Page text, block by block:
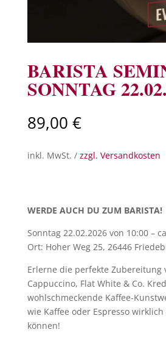
BARISTA
SONNTAG
89,00 €
inkl. MwSt. /zzgl. Versandkosten
WERDE AUCH DU ZUM BARISTA!
Sonntag 22.02.2026 von 10:00 –
Ort: Hoher Weg 25, 26446
Erlerne die perfekte Zubereitung
Cappuccino, Flat White & Co.
wohlschmeckende Kaffee-
wie Kaffee oder Espresso wirklich
können!